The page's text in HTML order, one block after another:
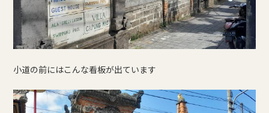
小道の前にはこんな看板が出ています